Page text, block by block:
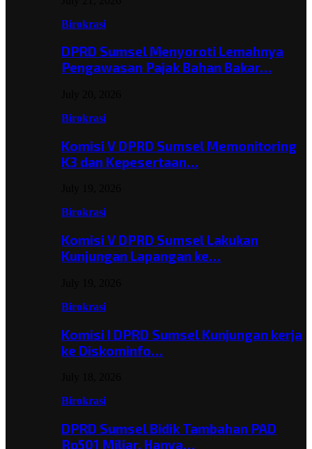
Birokrasi
DPRD Sumsel Menyoroti Lemahnya
Pengawasan Pajak Bahan Bakar…
Birokrasi
Komisi V DPRD Sumsel Memonitoring
K3 dan Kepesertaan…
Birokrasi
Komisi V DPRD Sumsel Lakukan
Kunjungan Lapangan ke…
Birokrasi
Komisi I DPRD Sumsel Kunjungan kerja
ke Diskominfo…
Birokrasi
DPRD Sumsel Bidik Tambahan PAD
Rp501 Miliar, Hanya…